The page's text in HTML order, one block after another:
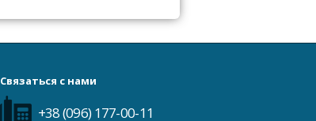
Связаться с нами
+38 (096) 177-00-11